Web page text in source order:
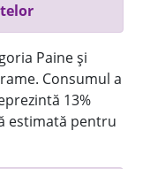
Paine și
Consumul a
13%
estimată pentru